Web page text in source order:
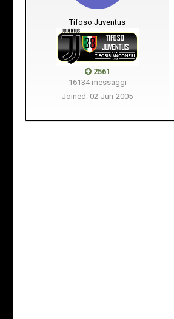
Tifoso Juventus
2561
16134 messaggi
Joined: 02-Jun-2005